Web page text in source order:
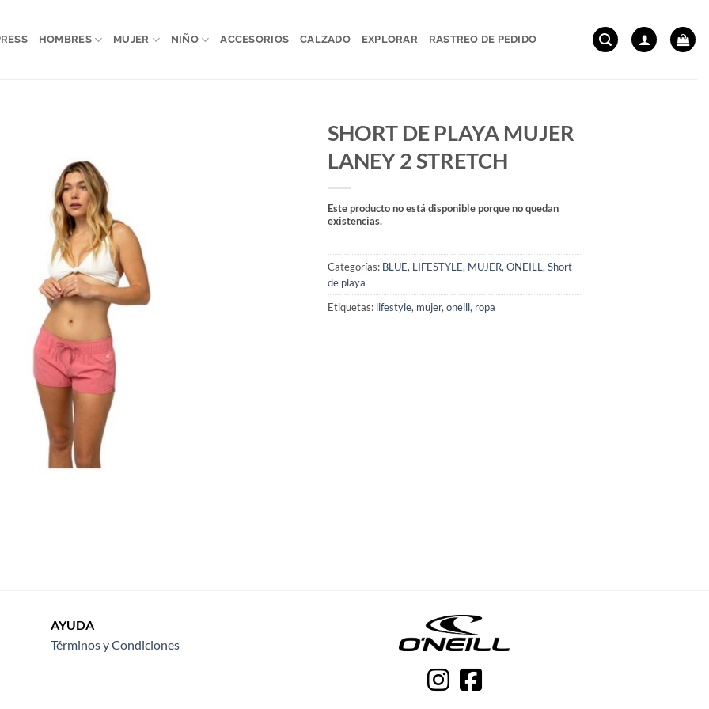
HOMBRES MUJER NIÑO ACCESORIOS CALZADO EXPLORAR RASTREO DE PEDIDO
SHORT DE PLAYA MUJER
LANEY 2 STRETCH
Este producto no está disponible porque no quedan
existencias.
Categorías: BLUE, LIFESTYLE, MUJER, ONEILL , Short
de playa
Etiquetas: lifestyle, mujer, oneill, ropa
AYUDA
Términos y Condiciones